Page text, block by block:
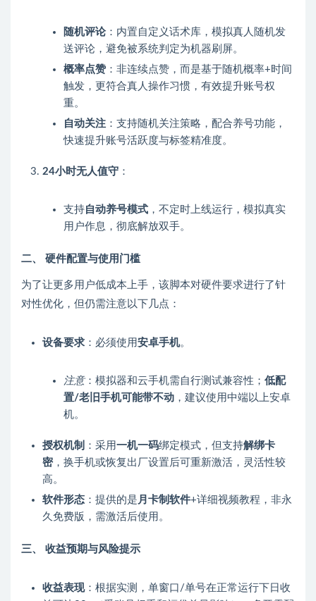
随机评论：内置自定义话术库，模拟真人随机发
送评论，避免被系统判定为机器刷屏。
概率点赞 ：非连续点赞，而是基于随机概率+时间
触发，更符合真人操作习惯，有效提升账号权
重。
自动关注 ：支持随机关注策略，配合养号功能，
快速提升账号活跃度与标签精准度。
24小时无人值守 ：
支持自动养号模式 ，不定时上线运行，模拟真实
用户作息，彻底解放双手。
二、 硬件配置与使用门槛
为了让更多用户低成本上手，该脚本对硬件要求进行了针
对性优化，但仍需注意以下几点：
设备要求 ：必须使用安卓手机。
注意：模拟器和云手机需自行测试兼容性； 低配
置/老旧手机可能带不动 ，建议使用中端以上安卓
机。
授权机制 ：采用一机一码绑定模式，但支持解绑卡
密，换手机或恢复出厂设置后可重新激活，灵活性较
高。
软件形态 ：提供的是 月卡制软件+详细视频教程，非永
久免费版，需激活后使用。
三、 收益预期与风险提示
收益表现：根据实测，单窗口/单号在正常运行下日收